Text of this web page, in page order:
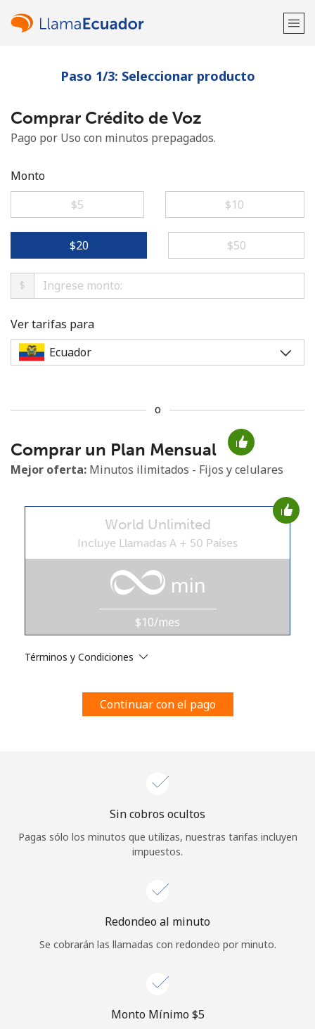
¡Bienvenido!
¿Ya tienes una cuenta?Inicia sesión →
No se ha creado una contraseña
Mínimo 8 caracteres
Una letra mayúscula y una minúscula
Un número
estosTérminos y condiciones.
Únete
¡Hola!
Inicia sesión oREGÍSTRATE →
¿Olvidaste tu contraseña? →
Paso 1/3: Seleccionar producto
Comprar Crédito de Voz
Pago por Uso con minutos prepagados.
Monto
⁦$5⁩
⁦$10⁩
⁦$20⁩ ⁦$50⁩
$
Ver tarifas para
o
Comprar un Plan Mensual
Mejor oferta: Minutos ilimitados - Fijos y celulares
World Unlimited
Incluye Llamadas A + 50 Países
min
$10/mes
Términos y Condiciones
Continuar con el pago
Sin cobros ocultos
Pagas sólo los minutos que utilizas, nuestras tarifas incluyen
impuestos.
Redondeo al minuto
Se cobrarán las llamadas con redondeo por minuto.
Monto Mínimo ⁦$5⁩